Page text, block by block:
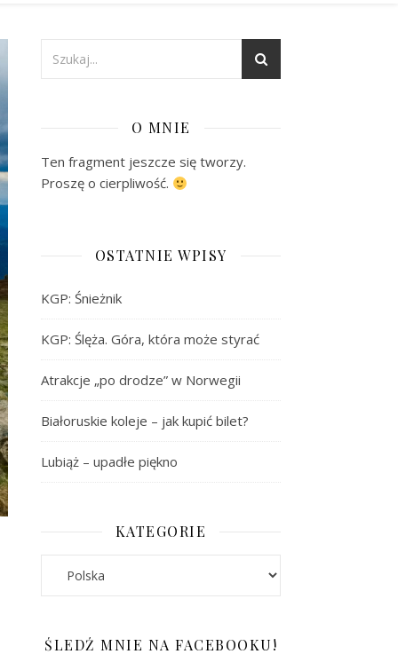
O MNIE
Ten fragment jeszcze się tworzy.
Proszę o cierpliwość.
OSTATNIE WPISY
KGP: Śnieżnik
KGP: Ślęża. Góra, która może styrać
Atrakcje „po drodze” w Norwegii
Białoruskie koleje – jak kupić bilet?
Lubiąż – upadłe piękno
KATEGORIE
ŚLEDŹ MNIE NA FACEBOOKU!